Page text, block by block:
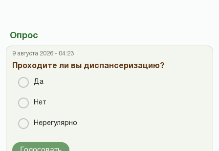
Опрос
9 августа 2026 - 04:23
Проходите ли вы диспансеризацию?
Да
Нет
Нерегулярно